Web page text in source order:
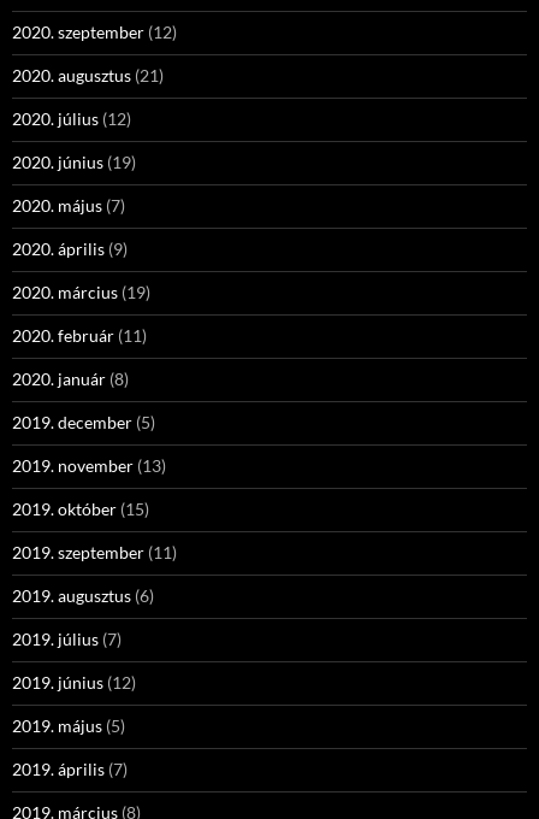
2020. szeptember (12)
2020. augusztus (21)
2020. július (12)
2020. június (19)
2020. május (7)
2020. április (9)
2020. március (19)
2020. február (11)
2020. január (8)
2019. december (5)
2019. november (13)
2019. október (15)
2019. szeptember (11)
2019. augusztus (6)
2019. július (7)
2019. június (12)
2019. május (5)
2019. április (7)
2019. március (8)